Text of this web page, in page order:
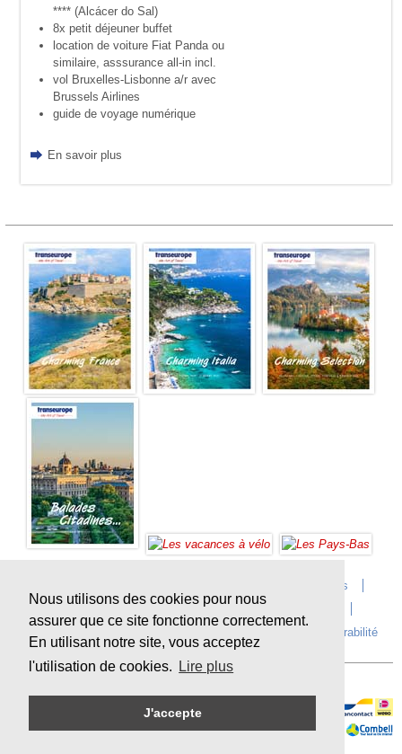
Nous utilisons des cookies pour nous
assurer que ce site fonctionne correctement.
En utilisant notre site, vous acceptez
l'utilisation de cookies.
Lire plus
J'accepte
**** (Alcácer do Sal)
8x petit déjeuner buffet
location de voiture Fiat Panda ou
similaire, asssurance all-in incl.
vol Bruxelles-Lisbonne a/r avec
Brussels Airlines
guide de voyage numérique
En savoir plus
Postes vacants
Conditions de voyage
Durabilité
Paiement en ligne sécurisé